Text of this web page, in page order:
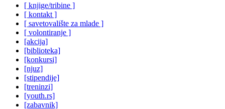
[ knjige/tribine ]
[ kontakt ]
[ savetovalište za mlade ]
[ volontiranje ]
[akcija]
[biblioteka]
[konkursi]
[njuz]
[stipendije]
[treninzi]
[youth.rs]
[zabavnik]